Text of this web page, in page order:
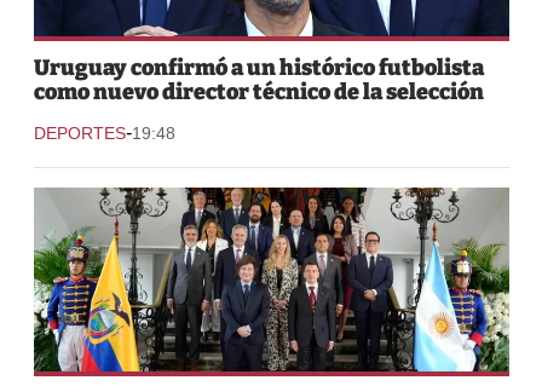
Uruguay confirmó a un histórico futbolista
como nuevo director técnico de la selección
DEPORTES-19:48